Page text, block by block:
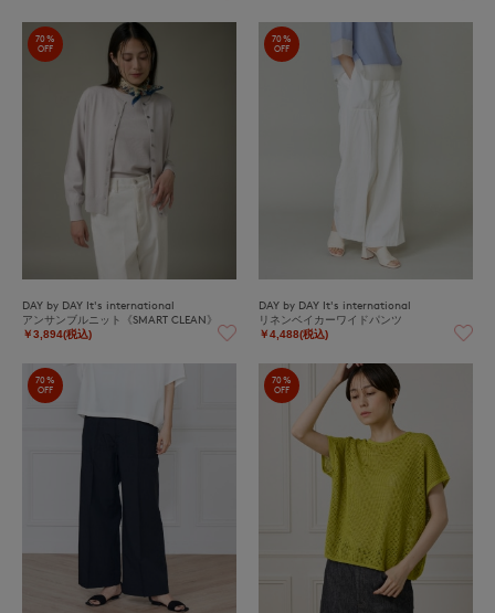
70%
OFF
DAY by DAY It's international
アンサンブルニット《SMART CLEAN》
￥3,894(税込)
70%
OFF
DAY by DAY It's international
リネンベイカーワイドパンツ
￥4,488(税込)
70%
OFF
70%
OFF